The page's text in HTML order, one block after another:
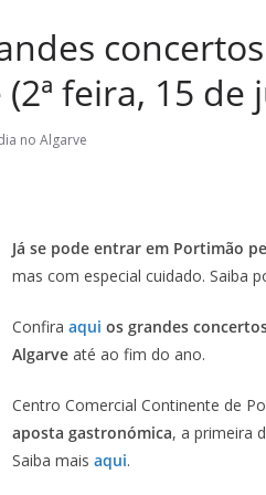
feira, 15 de
no Algarve
Já se pode entrar em Portimão
mas com especial cuidado. Saiba
Confira aqui os grandes
Algarve até ao fim do ano.
Centro Comercial Continente de
aposta gastronómica, a primeira
Saiba mais aqui.